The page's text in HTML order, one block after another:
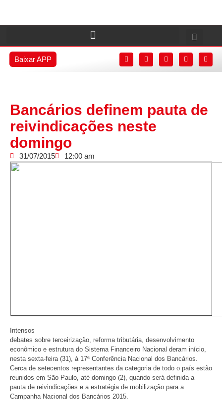
Baixar APP
Bancários definem pauta de
reivindicações neste
domingo
31/07/2015 12:00 am
Intensos
debates sobre terceirização, reforma tributária, desenvolvimento
econômico e estrutura do Sistema Financeiro Nacional deram início,
nesta sexta-feira (31), à 17ª Conferência Nacional dos Bancários.
Cerca de setecentos representantes da categoria de todo o país estão
reunidos em São Paulo, até domingo (2), quando será definida a
pauta de reivindicações e a estratégia de mobilização para a
Campanha Nacional dos Bancários 2015.